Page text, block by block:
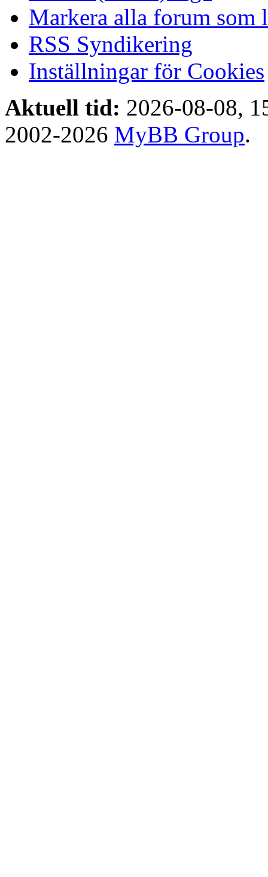
Markera alla forum som
RSS Syndikering
Inställningar för Cookies
Aktuell tid: 2026-08-08,
2002-2026 MyBB Group.